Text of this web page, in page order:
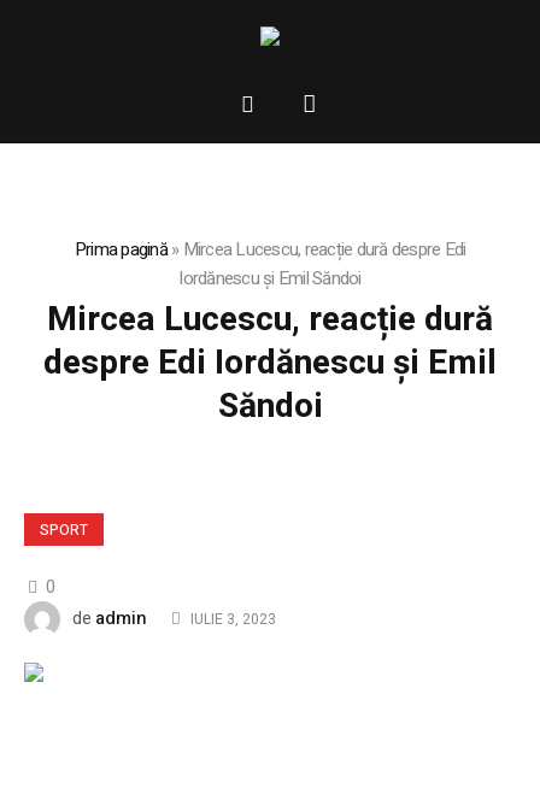
Prima pagină»Mircea Lucescu, reacție dură despre Edi
Iordănescu și Emil Săndoi
Mircea Lucescu, reacție dură
despre Edi Iordănescu și Emil
Săndoi
SPORT
0
de admin IULIE 3, 2023